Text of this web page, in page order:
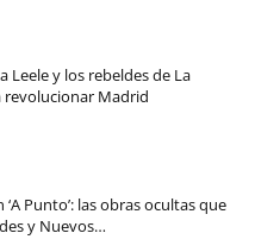
Leele y los rebeldes de La
revolucionar Madrid
Punto’: las obras ocultas que
y Nuevos…